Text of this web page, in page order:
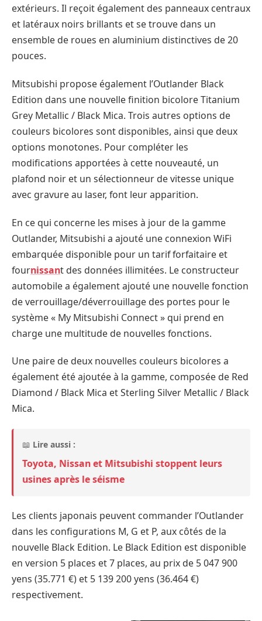
extérieurs. Il reçoit également des panneaux centraux
et latéraux noirs brillants et se trouve dans un
ensemble de roues en aluminium distinctives de 20
pouces.
Mitsubishi propose également l’Outlander Black
Edition dans une nouvelle finition bicolore Titanium
Grey Metallic / Black Mica. Trois autres options de
couleurs bicolores sont disponibles, ainsi que deux
options monotones. Pour compléter les
modifications apportées à cette nouveauté, un
plafond noir et un sélectionneur de vitesse unique
avec gravure au laser, font leur apparition.
En ce qui concerne les mises à jour de la gamme
Outlander, Mitsubishi a ajouté une connexion WiFi
embarquée disponible pour un tarif forfaitaire et
fournissant des données illimitées. Le constructeur
automobile a également ajouté une nouvelle fonction
de verrouillage/déverrouillage des portes pour le
système « My Mitsubishi Connect » qui prend en
charge une multitude de nouvelles fonctions.
Une paire de deux nouvelles couleurs bicolores a
également été ajoutée à la gamme, composée de Red
Diamond / Black Mica et Sterling Silver Metallic / Black
Mica.
📖 Lire aussi :
Toyota, Nissan et Mitsubishi stoppent leurs
usines après le séisme
Les clients japonais peuvent commander l’Outlander
dans les configurations M, G et P, aux côtés de la
nouvelle Black Edition. Le Black Edition est disponible
en version 5 places et 7 places, au prix de 5 047 900
yens (35.771 €) et 5 139 200 yens (36.464 €)
respectivement.